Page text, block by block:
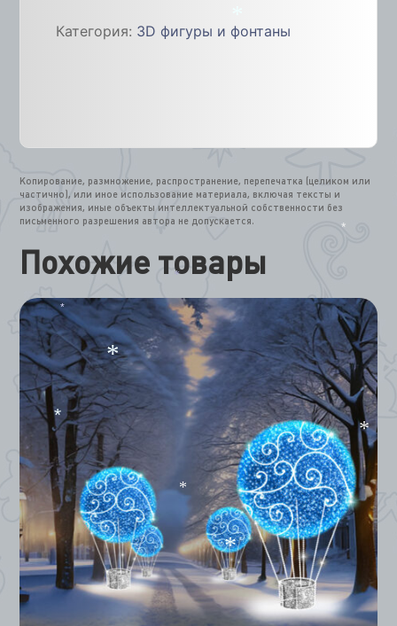
2х4,5м
Категория: 3D фигуры и фонтаны
Копирование, размножение, распространение, перепечатка (целиком или
частично), или иное использование материала, включая тексты и
изображения, иные объекты интеллектуальной собственности без
письменного разрешения автора не допускается.
Похожие товары
*
*
*
*